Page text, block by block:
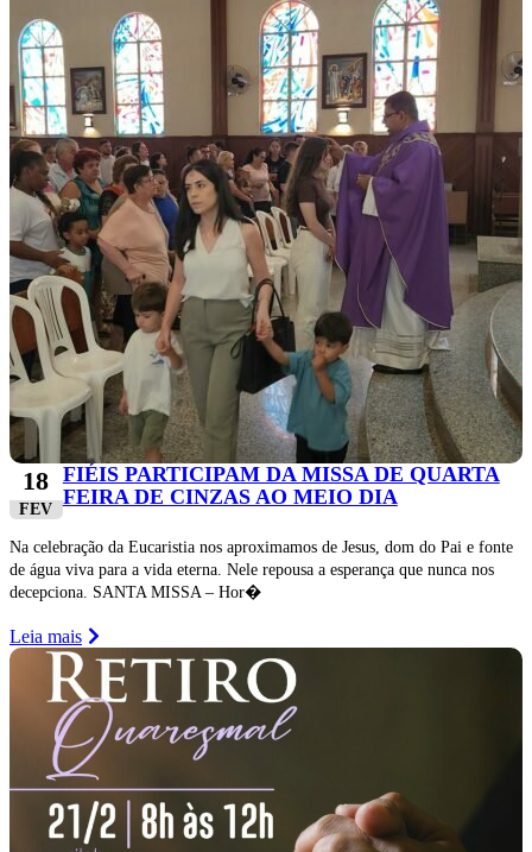
18
FEV
FIÉIS PARTICIPAM DA MISSA DE QUARTA
FEIRA DE CINZAS AO MEIO DIA
Na celebração da Eucaristia nos aproximamos de Jesus, dom do Pai e fonte
de água viva para a vida eterna. Nele repousa a esperança que nunca nos
decepciona. SANTA MISSA – Hor�
Leia mais